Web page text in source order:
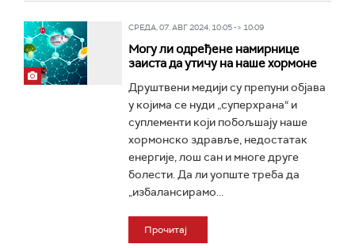
СРЕДА, 07. АВГ 2024, 10:05 -> 10:09
Могу ли одређене намирнице
заиста да утичу на наше хормоне
Друштвени медији су препуни објава
у којима се нуди „суперхрана“ и
суплементи који побољшају наше
хормонско здравље, недостатак
енергије, лош сан и многе друге
болести. Да ли уопште треба да
„избалансирамо...
Прочитај